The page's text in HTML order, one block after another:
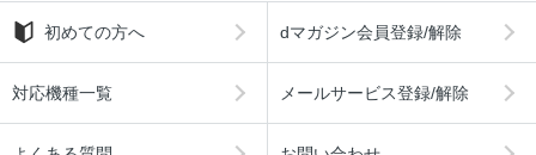
初めての方へ dマガジン会員登録/解除
対応機種一覧 メールサービス登録/解除